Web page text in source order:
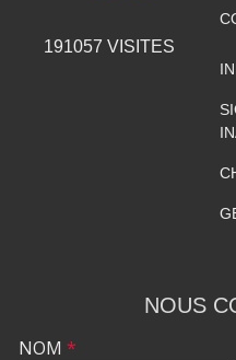
191057 VISITES
NOUS
NOM *